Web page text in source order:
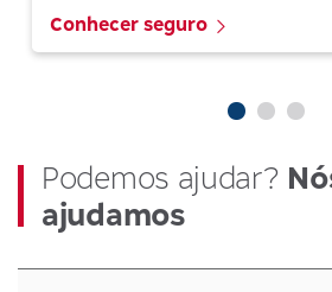
Conhecer seguro
Podemos ajudar?
ajudamos